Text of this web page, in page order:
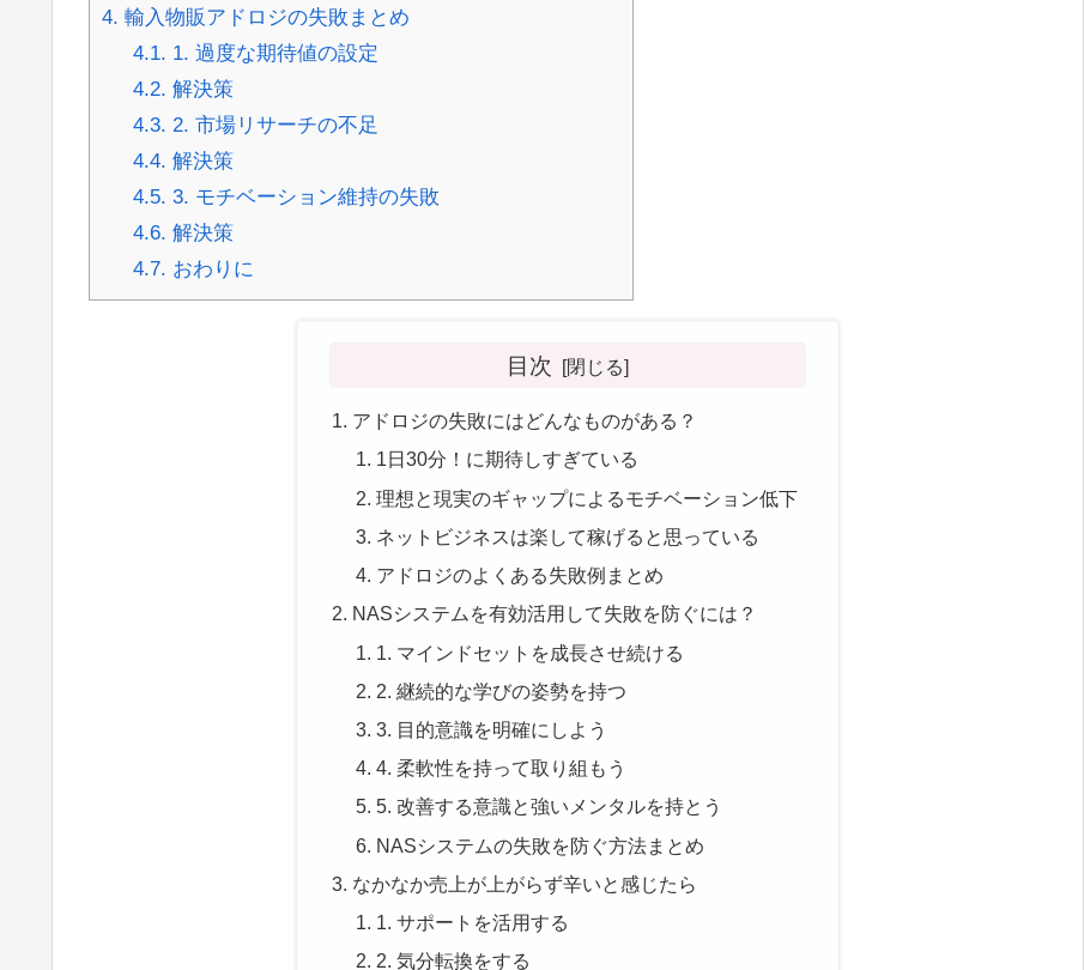
4. 輸入物販アドロジの失敗まとめ
4.1. 1. 過度な期待値の設定
4.2. 解決策
4.3. 2. 市場リサーチの不足
4.4. 解決策
4.5. 3. モチベーション維持の失敗
4.6. 解決策
4.7. おわりに
目次
アドロジの失敗にはどんなものがある？
1日30分！に期待しすぎている
理想と現実のギャップによるモチベーション低下
ネットビジネスは楽して稼げると思っている
アドロジのよくある失敗例まとめ
NASシステムを有効活用して失敗を防ぐには？
1. マインドセットを成長させ続ける
2. 継続的な学びの姿勢を持つ
3. 目的意識を明確にしよう
4. 柔軟性を持って取り組もう
5. 改善する意識と強いメンタルを持とう
NASシステムの失敗を防ぐ方法まとめ
なかなか売上が上がらず辛いと感じたら
1. サポートを活用する
2. 気分転換をする